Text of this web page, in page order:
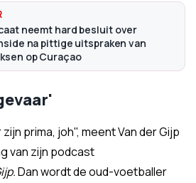
neemt hard besluit over
na pittige uitspraken van
op Curaçao
prima, joh", meent Van der Gijp
van zijn podcast
Dan wordt de oud-voetballer